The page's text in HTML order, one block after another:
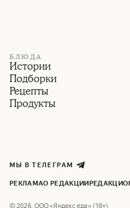
БЛЮДА
Истории
Подборки
Рецепты
Продукты
МЫ В ТЕЛЕГРАМ
РЕКЛАМАО РЕДАКЦИИ
©2026, ООО «Яндекс еда» (18+)